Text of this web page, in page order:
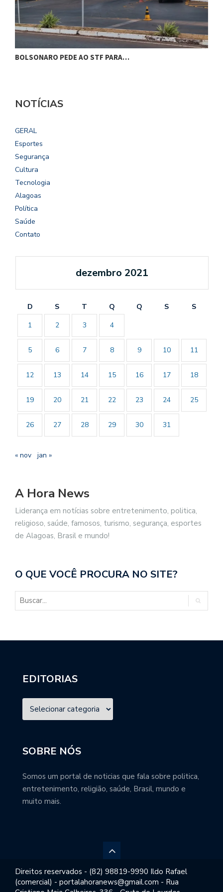
BOLSONARO PEDE AO STF PARA…
NOTÍCIAS
GERAL
Esportes
Segurança
Cultura
Tecnologia
Alagoas
Política
Saúde
Contato
dezembro 2021
D S T Q Q S
S
1
2 3 4
5 6 7 8 9 10 11
12 13 14 15 16 17 18
19 20 21 22 23 24 25
26 27 28 29 30 31
« nov jan »
A Hora News
Liderança em notícias sobre entretenimento, politica,
religioso, saúde, famosos, turismo, segurança, esportes
de Alagoas, Brasil e mundo!
O QUE VOCÊ PROCURA NO SITE?
EDITORIAS
SOBRE NÓS
Somos um portal de noticias que fala sobre politica,
entretenimento, religião, saúde, Brasil, mundo e
muito mais.
Direitos reservados - (82) 98819-9990 Ildo Rafael
(comercial) - portalahoranews@gmail.com - Rua